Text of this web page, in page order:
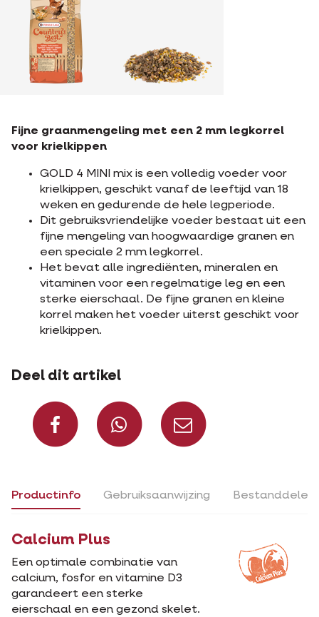
Fijne graanmengeling met een 2 mm legkorrel
voor krielkippen
GOLD 4 MINI mix is een volledig voeder voor
krielkippen, geschikt vanaf de leeftijd van 18
weken en gedurende de hele legperiode.
Dit gebruiksvriendelijke voeder bestaat uit een
fijne mengeling van hoogwaardige granen en
een speciale 2 mm legkorrel.
Het bevat alle ingrediënten, mineralen en
vitaminen voor een regelmatige leg en een
sterke eierschaal. De fijne granen en kleine
korrel maken het voeder uiterst geschikt voor
krielkippen.
Deel dit artikel
Deel op Facebook
Deel via
Productinfo Gebruiksaanwijzing Bestanddelen
Calcium Plus
Een optimale combinatie van
calcium, fosfor en vitamine D3
garandeert een sterke
eierschaal en een gezond skelet.